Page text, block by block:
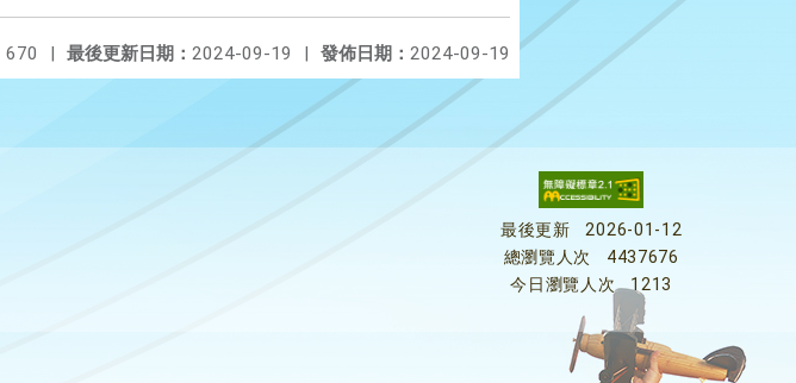
發佈日期： 2024-09-19
最後更新日期： 2024-09-19 |
670 |
最後更新
2026-01-12
總瀏覽人次
4437676
今日瀏覽人次
1213